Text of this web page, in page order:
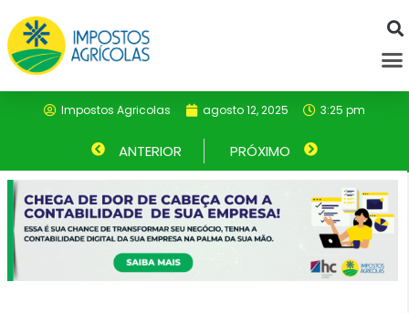
para
Impostos Agricolas agosto 12, 2025 3:25 pm
Anterior
ANTERIOR PRÓXIMO Próximo